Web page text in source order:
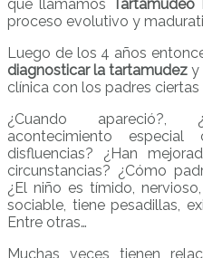
que llamamos Tartamudeo
proceso evolutivo y
Luego de los 4 años
diagnosticar la tartamudez y
clínica con los padres
¿Cuando apareció?,
acontecimiento
disfluencias? ¿Han
circunstancias? ¿Cómo
¿El niño es tímido,
sociable, tiene pesadillas,
Entre otras…
Muchas veces tienen